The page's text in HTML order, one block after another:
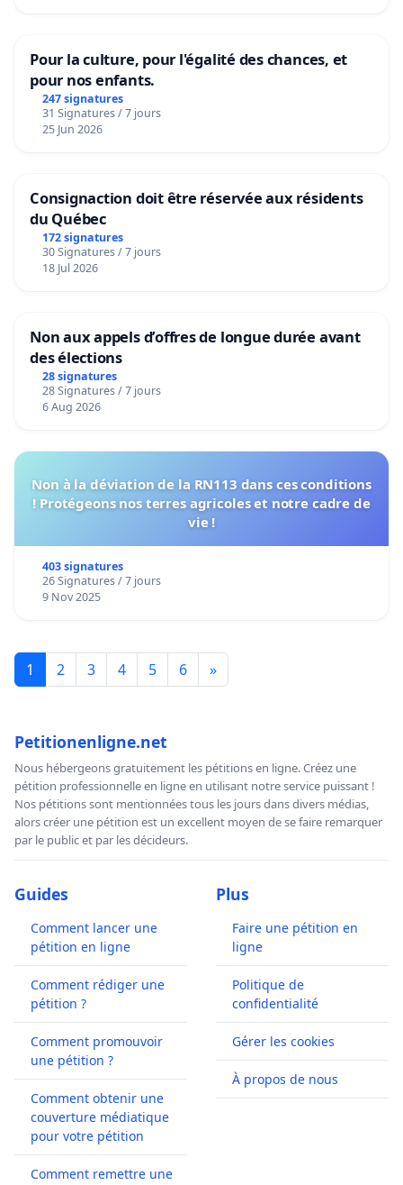
Pour la culture, pour l'égalité des chances, et
pour nos enfants.
247 signatures
31 Signatures / 7 jours
25 Jun 2026
Consignaction doit être réservée aux résidents
du Québec
172 signatures
30 Signatures / 7 jours
18 Jul 2026
Non aux appels d’offres de longue durée avant
des élections
28 signatures
28 Signatures / 7 jours
6 Aug 2026
Non à la déviation de la RN113 dans ces conditions
! Protégeons nos terres agricoles et notre cadre de
vie !
403 signatures
26 Signatures / 7 jours
9 Nov 2025
1 2 3 4 5 6 »
Petitionenligne.net
Nous hébergeons gratuitement les pétitions en ligne. Créez une
pétition professionnelle en ligne en utilisant notre service puissant !
Nos pétitions sont mentionnées tous les jours dans divers médias,
alors créer une pétition est un excellent moyen de se faire remarquer
par le public et par les décideurs.
Guides
Comment lancer une
pétition en ligne
Comment rédiger une
pétition ?
Comment promouvoir
une pétition ?
Comment obtenir une
couverture médiatique
pour votre pétition
Comment remettre une
Plus
Faire une pétition en
ligne
Politique de
confidentialité
Gérer les cookies
À propos de nous